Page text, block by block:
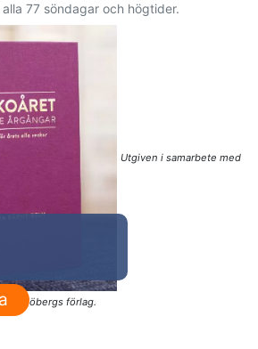
77 söndagar och högtider.
Utgiven i samarbete med
Sjöbergs förlag.